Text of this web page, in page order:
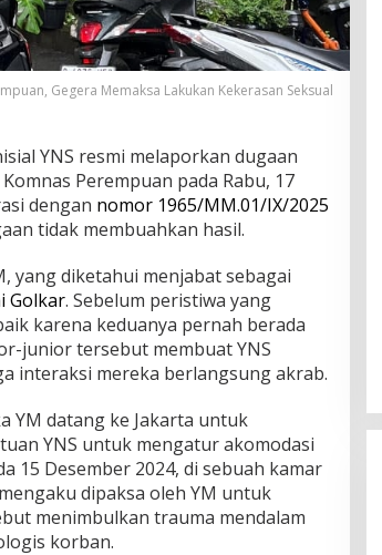
Gegera Memaksa Lakukan Kekerasan Seksual
YNS resmi melaporkan dugaan
Perempuan pada Rabu, 17
dengan nomor 1965/MM.01/IX/2025
tidak membuahkan hasil.
yang diketahui menjabat sebagai
Golkar. Sebelum peristiwa yang
karena keduanya pernah berada
junior tersebut membuat YNS
interaksi mereka berlangsung akrab.
YM datang ke Jakarta untuk
YNS untuk mengatur akomodasi
15 Desember 2024, di sebuah kamar
dipaksa oleh YM untuk
menimbulkan trauma mendalam
korban.